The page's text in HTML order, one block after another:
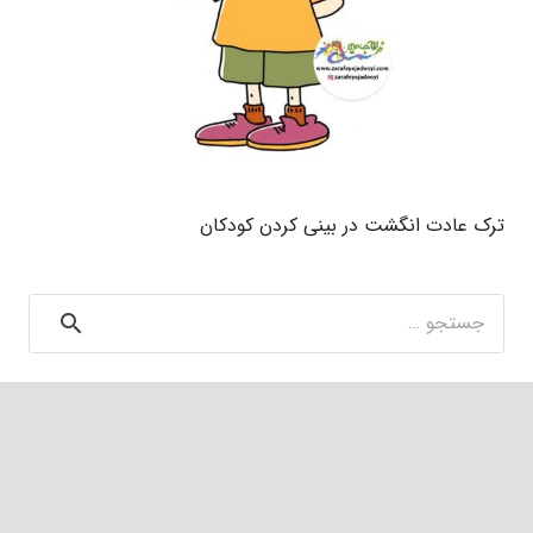
ترک عادت انگشت در بینی کردن کودکان
برای: